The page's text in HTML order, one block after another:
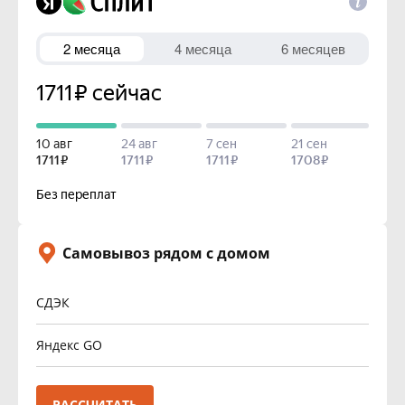
Самовывоз рядом с домом
СДЭК
Яндекс GO